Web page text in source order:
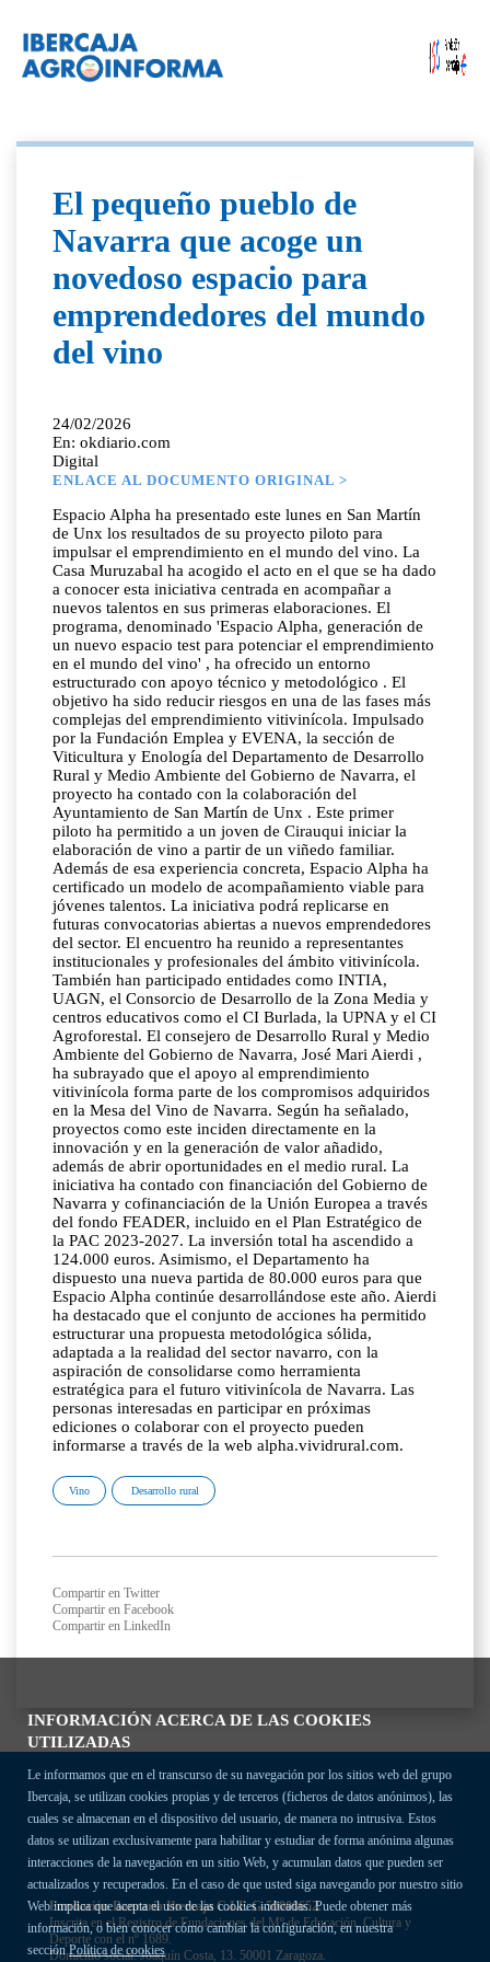
INFORMACIÓN ACERCA DE LAS COOKIES
UTILIZADAS
Le informamos que en el transcurso de su navegación por los sitios web del grupo
Ibercaja, se utilizan cookies propias y de terceros (ficheros de datos anónimos), las
cuales se almacenan en el dispositivo del usuario, de manera no intrusiva. Estos
datos se utilizan exclusivamente para habilitar y estudiar de forma anónima algunas
interacciones de la navegación en un sitio Web, y acumulan datos que pueden ser
actualizados y recuperados. En el caso de que usted siga navegando por nuestro sitio
Web implica que acepta el uso de las cookies indicadas. Puede obtener más
información, o bien conocer cómo cambiar la configuración, en nuestra
secciónPolítica de cookies
El pequeño pueblo de
Navarra que acoge un
novedoso espacio para
emprendedores del mundo
del vino
24/02/2026
En: okdiario.com
Digital
ENLACE AL DOCUMENTO ORIGINAL >
Espacio Alpha ha presentado este lunes en San Martín
de Unx los resultados de su proyecto piloto para
impulsar el emprendimiento en el mundo del vino. La
Casa Muruzabal ha acogido el acto en el que se ha dado
a conocer esta iniciativa centrada en acompañar a
nuevos talentos en sus primeras elaboraciones. El
programa, denominado 'Espacio Alpha, generación de
un nuevo espacio test para potenciar el emprendimiento
en el mundo del vino' , ha ofrecido un entorno
estructurado con apoyo técnico y metodológico . El
objetivo ha sido reducir riesgos en una de las fases más
complejas del emprendimiento vitivinícola. Impulsado
por la Fundación Emplea y EVENA, la sección de
Viticultura y Enología del Departamento de Desarrollo
Rural y Medio Ambiente del Gobierno de Navarra, el
proyecto ha contado con la colaboración del
Ayuntamiento de San Martín de Unx . Este primer
piloto ha permitido a un joven de Cirauqui iniciar la
elaboración de vino a partir de un viñedo familiar.
Además de esa experiencia concreta, Espacio Alpha ha
certificado un modelo de acompañamiento viable para
jóvenes talentos. La iniciativa podrá replicarse en
futuras convocatorias abiertas a nuevos emprendedores
del sector. El encuentro ha reunido a representantes
institucionales y profesionales del ámbito vitivinícola.
También han participado entidades como INTIA,
UAGN, el Consorcio de Desarrollo de la Zona Media y
centros educativos como el CI Burlada, la UPNA y el CI
Agroforestal. El consejero de Desarrollo Rural y Medio
Ambiente del Gobierno de Navarra, José Mari Aierdi ,
ha subrayado que el apoyo al emprendimiento
vitivinícola forma parte de los compromisos adquiridos
en la Mesa del Vino de Navarra. Según ha señalado,
proyectos como este inciden directamente en la
innovación y en la generación de valor añadido,
además de abrir oportunidades en el medio rural. La
iniciativa ha contado con financiación del Gobierno de
Navarra y cofinanciación de la Unión Europea a través
del fondo FEADER, incluido en el Plan Estratégico de
la PAC 2023-2027. La inversión total ha ascendido a
124.000 euros. Asimismo, el Departamento ha
dispuesto una nueva partida de 80.000 euros para que
Espacio Alpha continúe desarrollándose este año. Aierdi
ha destacado que el conjunto de acciones ha permitido
estructurar una propuesta metodológica sólida,
adaptada a la realidad del sector navarro, con la
aspiración de consolidarse como herramienta
estratégica para el futuro vitivinícola de Navarra. Las
personas interesadas en participar en próximas
ediciones o colaborar con el proyecto pueden
informarse a través de la web alpha.vividrural.com.
Vino Desarrollo rural
Compartir en Twitter
Compartir en Facebook
Compartir en LinkedIn
Fundación Bancaria Ibercaja C.I.F. G-50000652.
Inscrita en el Registro de Fundaciones del Mº de Educación, Cultura y
Deporte con el nº 1689.
Domicilio social: Joaquín Costa, 13. 50001 Zaragoza.